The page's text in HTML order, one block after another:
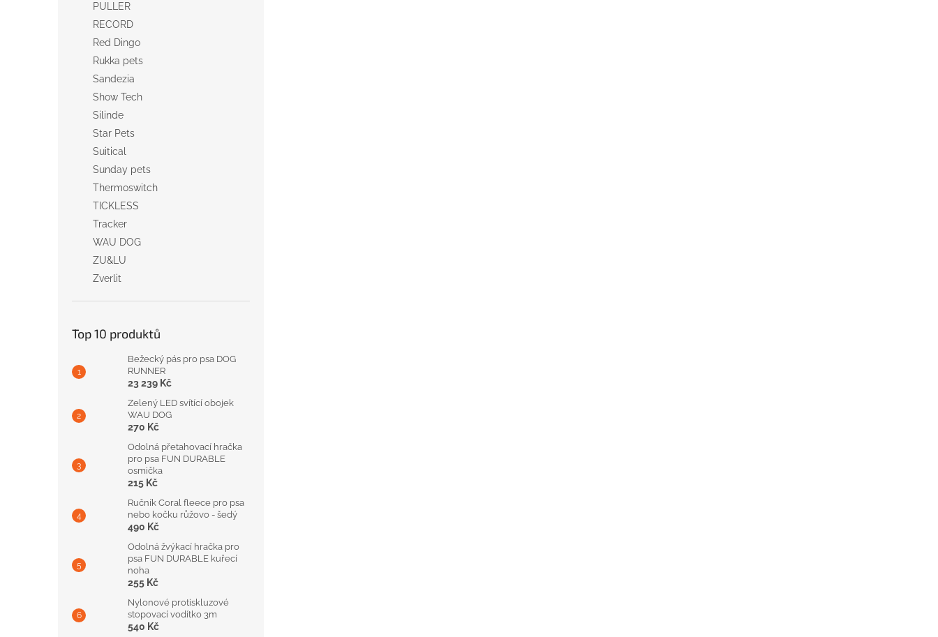
PULLER
RECORD
Red Dingo
Rukka pets
Sandezia
Show Tech
Silinde
Star Pets
Suitical
Sunday pets
Thermoswitch
TICKLESS
Tracker
WAU DOG
ZU&LU
Zverlit
Top 10 produktů
Bežecký pás pro psa DOG
RUNNER
23 239 Kč
Zelený LED svítící obojek
WAU DOG
270 Kč
Odolná přetahovací hračka
pro psa FUN DURABLE
osmička
215 Kč
Ručník Coral fleece pro psa
nebo kočku růžovo - šedý
490 Kč
Odolná žvýkací hračka pro
psa FUN DURABLE kuřecí
noha
255 Kč
Nylonové protiskluzové
stopovací vodítko 3m
540 Kč